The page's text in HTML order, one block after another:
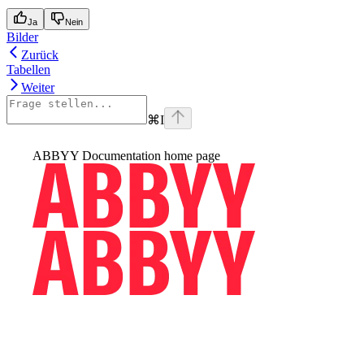
Ja Nein
Bilder
Zurück
Tabellen
Weiter
⌘I
ABBYY Documentation home page